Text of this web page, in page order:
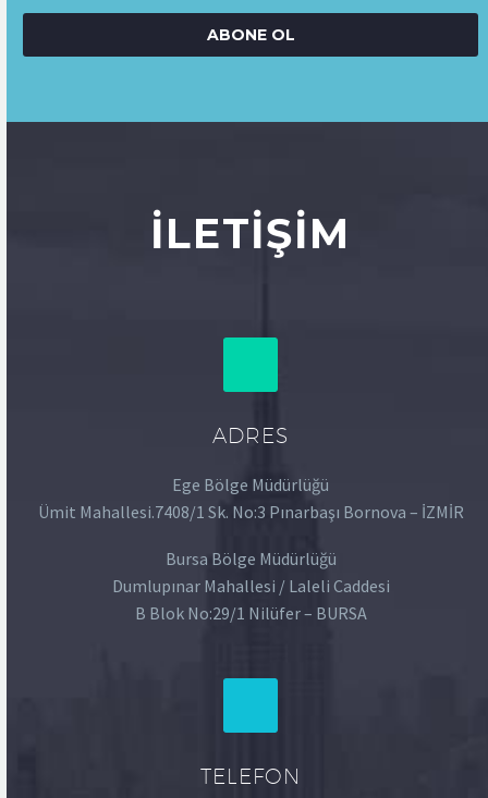
ABONE OL
İLETIŞIM
ADRES
Ege Bölge Müdürlüğü
Ümit Mahallesi.7408/1 Sk. No:3 Pınarbaşı Bornova – İZMİR
Bursa Bölge Müdürlüğü
Dumlupınar Mahallesi / Laleli Caddesi
B Blok No:29/1 Nilüfer – BURSA
TELEFON